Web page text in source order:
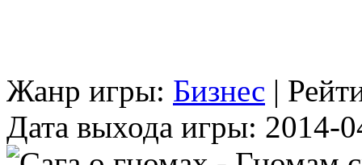
Жанр игры: Бизнес |
Дата выхода игры: 2014-